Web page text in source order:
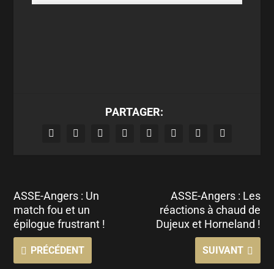
PARTAGER:
ASSE-Angers : Un
match fou et un
épilogue frustrant !
PRÉCÉDENT
ASSE-Angers : Les
réactions à chaud de
Dujeux et Horneland !
SUIVANT